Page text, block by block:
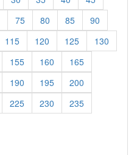
75 80 85
90
115 120 125
130
155 160
165
190 195
200
225 230
235